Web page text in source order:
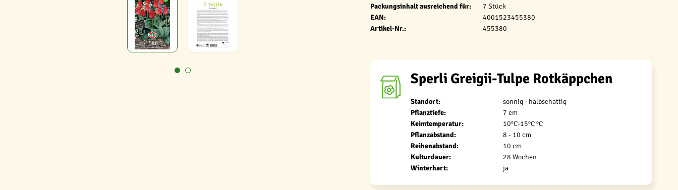
Packungsinhalt ausreichend für:
7 Stück
EAN:
4001523455380
Artikel-Nr.:
455380
Sperli Greigii-Tulpe Rotkäppchen
Standort:
sonnig - halbschattig
Pflanztiefe:
7 cm
Keimtemperatur:
10°C-15°C °C
Pflanzabstand:
8 - 10 cm
Reihenabstand:
10 cm
Kulturdauer:
28 Wochen
Winterhart:
ja